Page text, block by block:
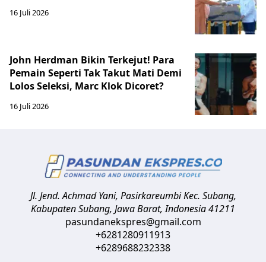
16 Juli 2026
John Herdman Bikin Terkejut! Para
Pemain Seperti Tak Takut Mati Demi
Lolos Seleksi, Marc Klok Dicoret?
16 Juli 2026
Jl. Jend. Achmad Yani, Pasirkareumbi Kec. Subang,
Kabupaten Subang, Jawa Barat,Indonesia41211
pasundanekspres@gmail.com
+6281280911913
+6289688232338